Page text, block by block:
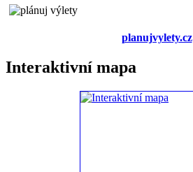
planujvylety.cz
Interaktivní mapa